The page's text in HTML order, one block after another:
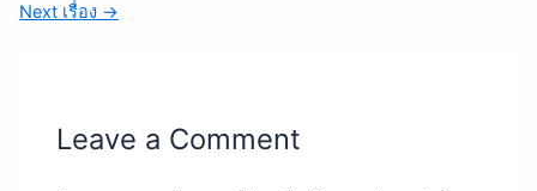
Next เรื่อง →
Leave a Comment